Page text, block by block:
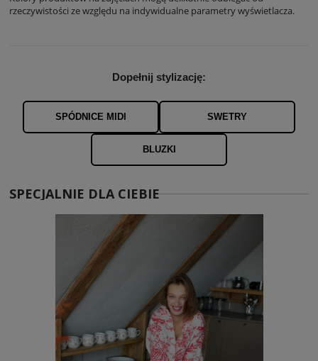
rzeczywistości ze względu na indywidualne parametry wyświetlacza.
Dopełnij stylizację:
SPÓDNICE MIDI SWETRY
BLUZKI